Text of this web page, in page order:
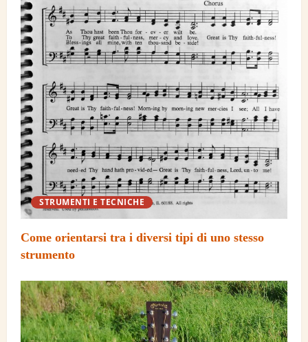
STRUMENTI E TECNICHE
Come orientarsi tra i diversi tipi di uno stesso
strumento